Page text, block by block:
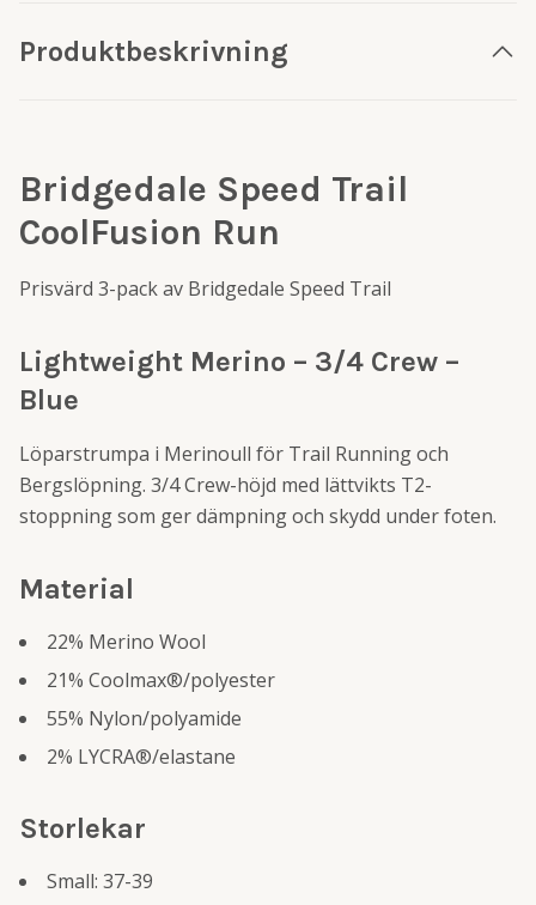
Produktbeskrivning
Bridgedale Speed Trail
CoolFusion Run
Prisvärd 3-pack av Bridgedale Speed Trail
Lightweight Merino – 3/4 Crew –
Blue
Löparstrumpa i Merinoull för Trail Running och
Bergslöpning. 3/4 Crew-höjd med lättvikts T2-
stoppning som ger dämpning och skydd under foten.
Material
22% Merino Wool
21% Coolmax®/polyester
55% Nylon/polyamide
2% LYCRA®/elastane
Storlekar
Small: 37-39